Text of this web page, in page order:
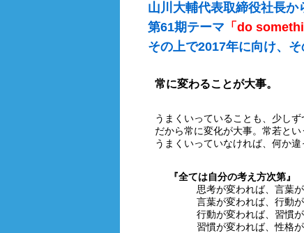
山川大輔代表取締役社長か
第61期テーマ 「do
その上で2017年に向け、
常に変わることが大事。
うまくいっていることも、少し
だから常に変化が大事。常若とい
うまくいっていなければ、何か
『全ては自分の考え方次第』
思考が変われば、言葉
言葉が変われば、行動
行動が変われば、習慣
習慣が変われば、性格